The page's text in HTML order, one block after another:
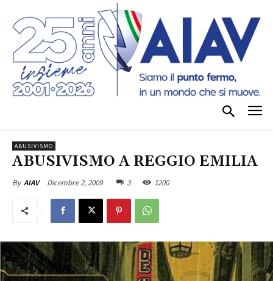
ABUSIVISMO
ABUSIVISMO A REGGIO EMILIA
By AIAV Dicembre 2, 2009 3 1200